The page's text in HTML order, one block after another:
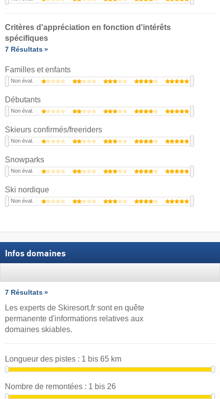
Critères d'appréciation en fonction d'intérêts
spécifiques
7 Résultats
Familles et enfants
Non éval.
Débutants
Non éval.
Skieurs confirmés/freeriders
Non éval.
Snowparks
Non éval.
Ski nordique
Non éval.
Infos domaines
7 Résultats
Les experts de Skiresort.fr sont en quête
permanente d'informations relatives aux
domaines skiables.
Longueur des pistes : 1 bis 65 km
Nombre de remontées : 1 bis 26